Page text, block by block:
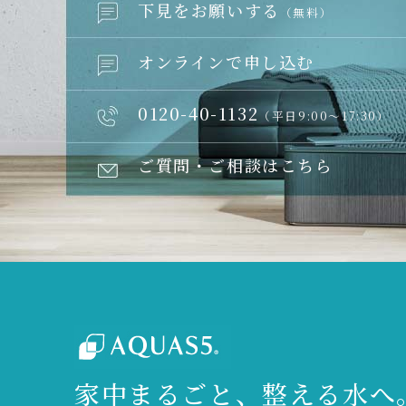
下見をお願いする （無料）
オンラインで申し込む
0120-40-1132 （平日9:00～17:30）
ご質問・ご相談はこちら
家中まるごと、整える水へ